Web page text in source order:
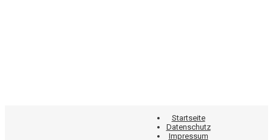
Startseite
Datenschutz
Impressum